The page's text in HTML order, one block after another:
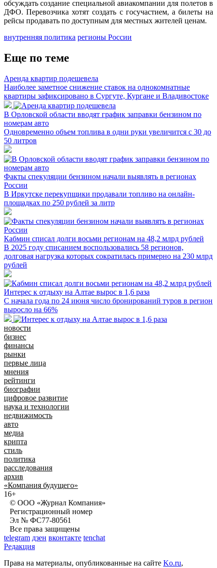
обсуждать создание специальной авиакомпании для полетов в
ДФО. Перевозчика хотят создать с госучастием, а билеты на
рейсы продавать по доступным для местных жителей ценам.
внутренняя политика регионы России
Еще по теме
Аренда квартир подешевела
Наиболее заметное снижение ставок на однокомнатные
квартиры зафиксировано в Сургуте, Кургане и Владивостоке
В Орловской области вводят график заправки бензином по
номерам авто
Одновременно объем топлива в одни руки увеличится с 30 до
50 литров
Факты спекуляции бензином начали выявлять в регионах
России
В Иркутске перекупщики продавали топливо на онлайн-
площадках по 250 рублей за литр
Кабмин списал долги восьми регионам на 48,2 млрд рублей
В 2025 году списанием воспользовались 58 регионов,
долговая нагрузка которых сократилась примерно на 230 млрд
рублей
Интерес к отдыху на Алтае вырос в 1,6 раза
С начала года по 24 июня число бронирований туров в регион
выросло на 66%
новости
бизнес
финансы
рынки
первые лица
мнения
рейтинги
биографии
цифровое развитие
наука и технологии
недвижимость
авто
медиа
крипта
стиль
политика
расследования
архив
«Компания будущего»
16+
© ООО «Журнал Компания»
Регистрационный номер
Эл № ФС77-80561
Все права защищены
telegram дзен вконтакте tenchat
Редакция
Права на материалы, опубликованные на сайте Ko.ru,